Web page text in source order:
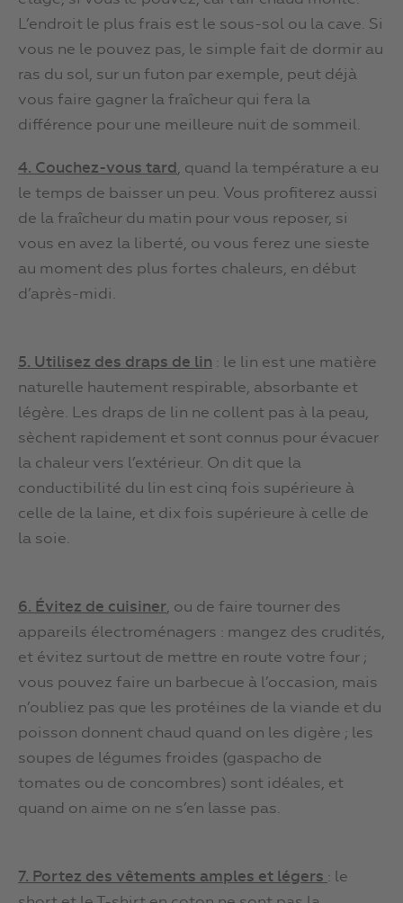
L’endroit le plus frais est le sous-sol ou la cave. Si
vous ne le pouvez pas, le simple fait de dormir au
ras du sol, sur un futon par exemple, peut déjà
vous faire gagner la fraîcheur qui fera la
différence pour une meilleure nuit de sommeil.
4. Couchez-vous tard , quand la température a eu
le temps de baisser un peu. Vous profiterez aussi
de la fraîcheur du matin pour vous reposer, si
vous en avez la liberté, ou vous ferez une sieste
au moment des plus fortes chaleurs, en début
d’après-midi.
5. Utilisez des draps de lin : le lin est une matière
naturelle hautement respirable, absorbante et
légère. Les draps de lin ne collent pas à la peau,
sèchent rapidement et sont connus pour évacuer
la chaleur vers l’extérieur. On dit que la
conductibilité du lin est cinq fois supérieure à
celle de la laine, et dix fois supérieure à celle de
la soie.
6. Évitez de cuisiner, ou de faire tourner des
appareils électroménagers : mangez des crudités,
et évitez surtout de mettre en route votre four ;
vous pouvez faire un barbecue à l’occasion, mais
n’oubliez pas que les protéines de la viande et du
poisson donnent chaud quand on les digère ; les
soupes de légumes froides (gaspacho de
tomates ou de concombres) sont idéales, et
quand on aime on ne s’en lasse pas.
7. Portez des vêtements amples et légers : le